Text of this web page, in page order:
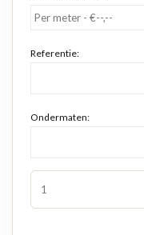
Referentie:
Ondermaten: